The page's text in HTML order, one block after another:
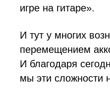
игре на гитаре».
И тут у многих
перемещением
И благодаря
мы эти сложности